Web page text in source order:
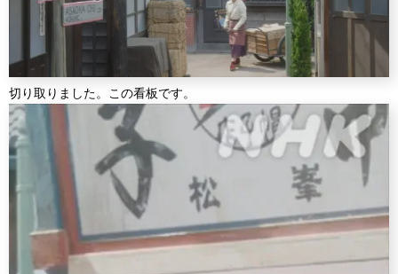
切り取りました。この看板です。